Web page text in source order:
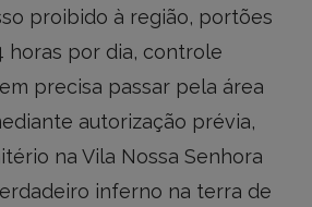
proibido à região, portões
horas por dia, controle
precisa passar pela área
autorização prévia,
na Vila Nossa Senhora
inferno na terra de